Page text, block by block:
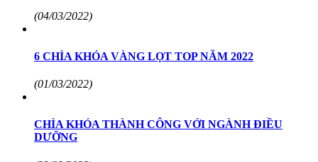
(04/03/2022)
6 CHÌA KHÓA VÀNG LỌT TOP NĂM 2022
(01/03/2022)
CHÌA KHÓA THÀNH CÔNG VỚI NGÀNH ĐIỀU
DƯỠNG